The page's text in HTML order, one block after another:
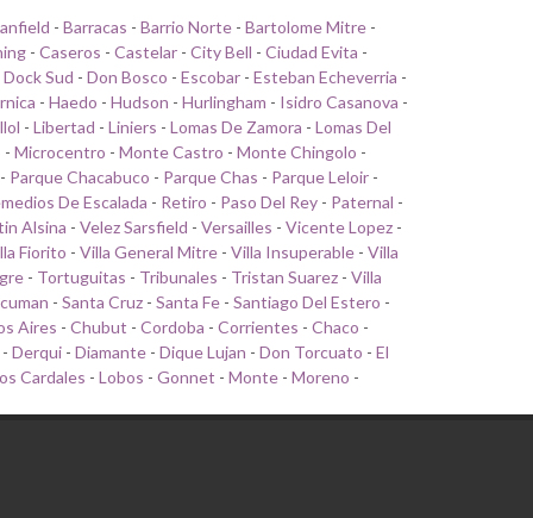
- Barracas - Barrio Norte - Bartolome Mitre -
- Caseros - Castelar - City Bell - Ciudad Evita -
Dock Sud - Don Bosco - Escobar - Esteban Echeverria -
- Haedo - Hudson - Hurlingham - Isidro Casanova -
- Libertad - Liniers - Lomas De Zamora - Lomas Del
- Microcentro - Monte Castro - Monte Chingolo -
Parque Chacabuco - Parque Chas - Parque Leloir -
De Escalada - Retiro - Paso Del Rey - Paternal -
Alsina - Velez Sarsfield - Versailles - Vicente Lopez -
Fiorito - Villa General Mitre - Villa Insuperable - Villa
- Tortuguitas - Tribunales - Tristan Suarez - Villa
- Santa Cruz - Santa Fe - Santiago Del Estero -
Aires - Chubut - Cordoba - Corrientes - Chaco -
- Derqui - Diamante - Dique Lujan - Don Torcuato - El
Cardales - Lobos - Gonnet - Monte - Moreno -